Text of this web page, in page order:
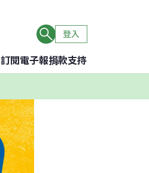
登入
訂閱電子報捐款支持